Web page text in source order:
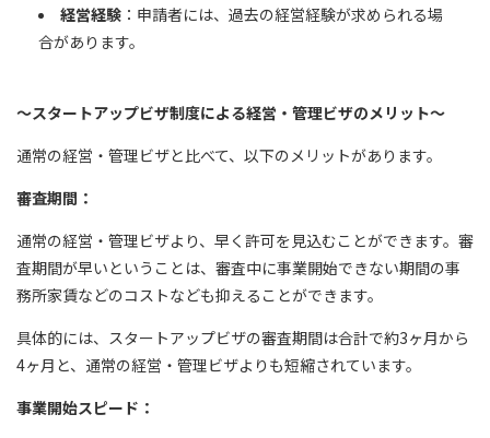
経営経験 ：申請者には、過去の経営経験が求められる場
合があります。
～スタートアップビザ制度による経営・管理ビザのメリット～
通常の経営・管理ビザと比べて、以下のメリットがあります。
審査期間：
通常の経営・管理ビザより、早く許可を見込むことができます。審
査期間が早いということは、審査中に事業開始できない期間の事
務所家賃などのコストなども抑えることができます。
具体的には、スタートアップビザの審査期間は合計で約3ヶ月から
4ヶ月と、通常の経営・管理ビザよりも短縮されています。
事業開始スピード：